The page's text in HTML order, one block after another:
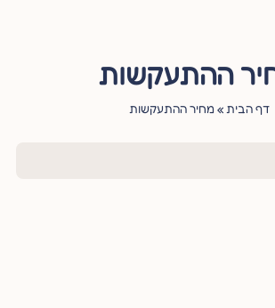
ההתעקשות
דף הבית »מחיר ההתעקשות